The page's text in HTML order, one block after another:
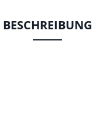
BESCHREIBUNG